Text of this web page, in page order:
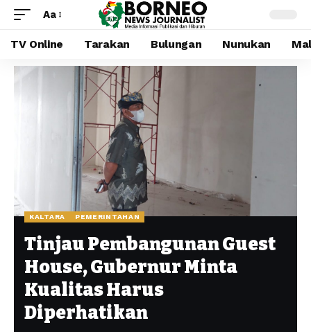
Aa
TV Online Tarakan Bulungan Nunukan
KALTARA PEMERINTAHAN
Tinjau Pembangunan Guest
House, Gubernur Minta
Kualitas Harus
Diperhatikan